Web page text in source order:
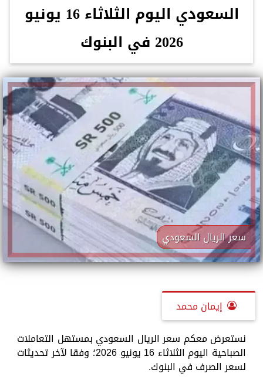
السعودي اليوم الثلاثاء 16 يونيو
2026 في البنوك
سعر الريال السعودي
إيمان محمد
نستعرض معكم سعر الريال السعودي بمستهل التعاملات
الصباحية اليوم الثلاثاء 16 يونيو 2026؛ وفقا لآخر تحديثات
لسعر الصرف في البنوك.